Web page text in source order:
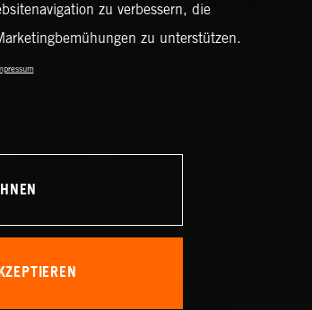
zu verbessern, die
zu unterstützen.